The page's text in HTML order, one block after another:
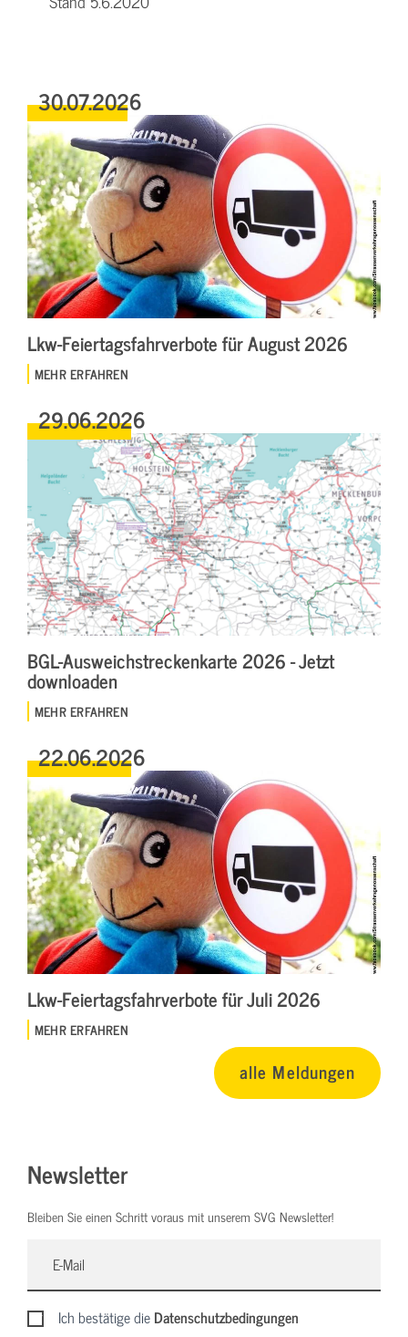
30.07.2026
Lkw-Feiertagsfahrverbote für August 2026
MEHR ERFAHREN
29.06.2026
BGL-Ausweichstreckenkarte 2026 - Jetzt
downloaden
MEHR ERFAHREN
22.06.2026
Lkw-Feiertagsfahrverbote für Juli 2026
MEHR ERFAHREN
alle Meldungen
Newsletter
Bleiben Sie einen Schritt voraus mit unserem SVG Newsletter!
Ich bestätige dieDatenschutzbedingungen